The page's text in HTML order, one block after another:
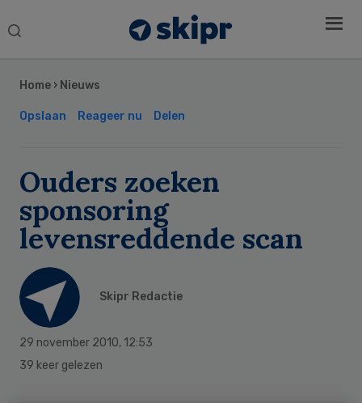
Search
Home › Nieuws
Opslaan Reageer nu Delen
Ouders zoeken
sponsoring
levensreddende scan
Skipr Redactie
29 november 2010, 12:53
39 keer gelezen
Sidebar